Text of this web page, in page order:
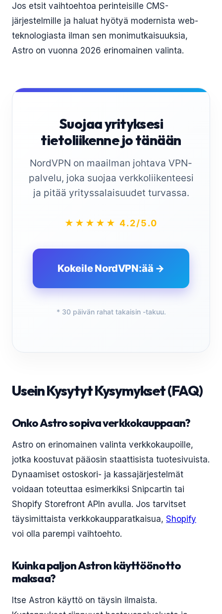
Jos etsit vaihtoehtoa perinteisille CMS-
järjestelmille ja haluat hyötyä modernista web-
teknologiasta ilman sen monimutkaisuuksia,
Astro on vuonna 2026 erinomainen valinta.
Suojaa yrityksesi
tietoliikenne jo tänään
NordVPN on maailman johtava VPN-
palvelu, joka suojaa verkkoliikenteesi
ja pitää yrityssalaisuudet turvassa.
★★★★★ 4.2/5.0
Kokeile NordVPN:ää →
* 30 päivän rahat takaisin -takuu.
Usein Kysytyt Kysymykset (FAQ)
Onko Astro sopiva verkkokauppaan?
Astro on erinomainen valinta verkkokaupoille,
jotka koostuvat pääosin staattisista tuotesivuista.
Dynaamiset ostoskori- ja kassajärjestelmät
voidaan toteuttaa esimerkiksi Snipcartin tai
Shopify Storefront APIn avulla. Jos tarvitset
täysimittaista verkkokaupparatkaisua, Shopify
voi olla parempi vaihtoehto.
Kuinka paljon Astron käyttöönotto
maksaa?
Itse Astron käyttö on täysin ilmaista.